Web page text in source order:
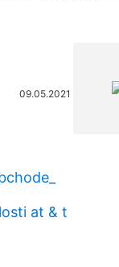
09.05.2021
at & t